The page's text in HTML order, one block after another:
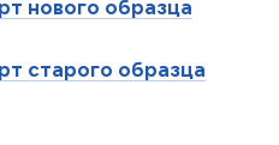
нового образца
старого образца